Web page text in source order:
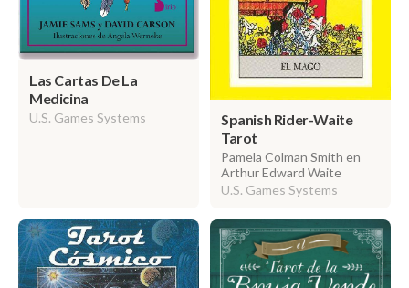
Las Cartas De La
Medicina
U.S. Games Systems
Spanish Rider-Waite
Tarot
Pamela Colman Smith en
Arthur Edward Waite
U.S. Games Systems